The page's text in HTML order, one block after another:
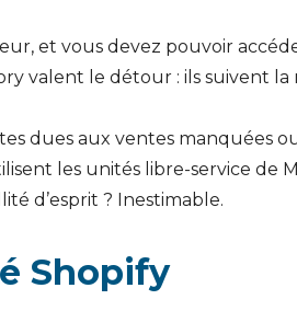
et vous devez pouvoir
valent le détour : ils suivent
dues aux ventes manquées
les unités libre-service de
d’esprit ? Inestimable.
Shopify